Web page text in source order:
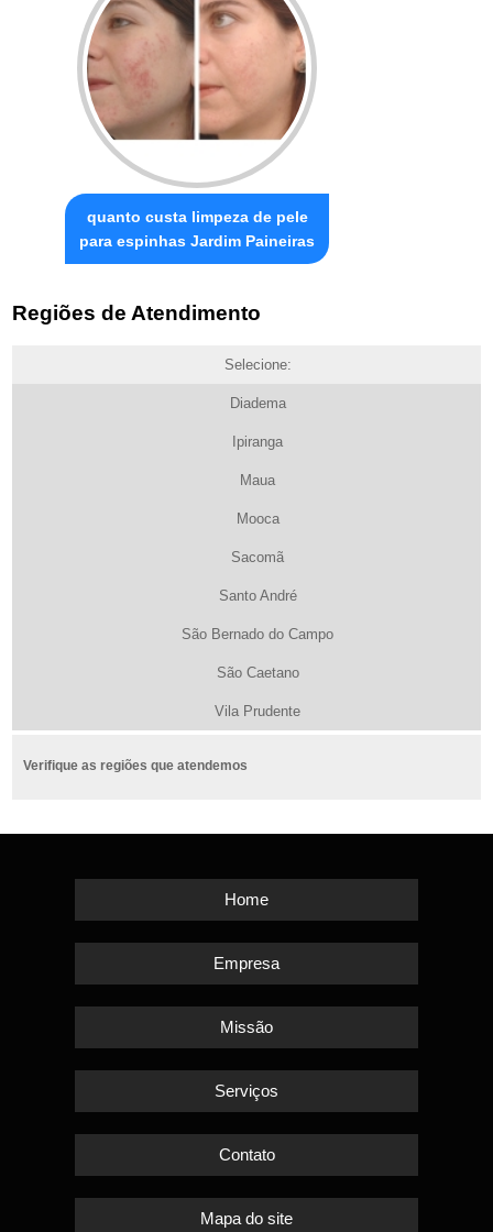
quanto custa limpeza de pele
para espinhas Jardim Paineiras
Regiões de Atendimento
Selecione:
Diadema
Ipiranga
Maua
Mooca
Sacomã
Santo André
São Bernado do Campo
São Caetano
Vila Prudente
Verifique as regiões que atendemos
Home
Empresa
Missão
Serviços
Contato
Mapa do site